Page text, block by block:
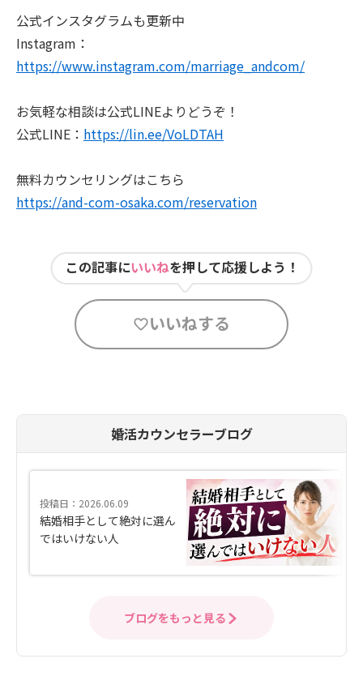
公式インスタグラムも更新中
Instagram：
https://www.instagram.com/marriage_andcom/
お気軽な相談は公式LINEよりどうぞ！
公式LINE： https://lin.ee/VoLDTAH
無料カウンセリングはこちら
https://and-com-osaka.com/reservation
この記事にいいねを押して応援しよう！
いいねする
婚活カウンセラーブログ
投稿日：2026.06.09
結婚相手として絶対に選ん
ではいけない人
ブログをもっと見る